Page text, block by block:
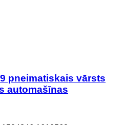
pneimatiskais vārsts
automašīnas